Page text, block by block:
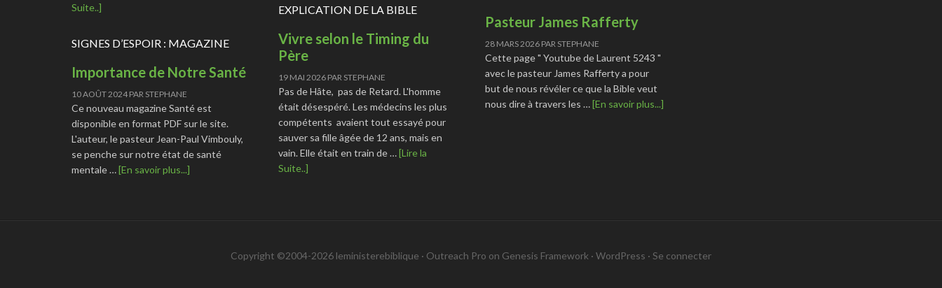
Suite..]
SIGNES D’ESPOIR : MAGAZINE
Importance de Notre Santé
10 AOÛT 2024PAR STEPHANE
Ce nouveau magazine Santé est
disponible en format PDF sur le site.
L'auteur, le pasteur Jean-Paul Vimbouly,
se penche sur notre état de santé
mentale …[En savoir plus...]
EXPLICATION DE LA BIBLE
Vivre selon le Timing du
Père
19 MAI 2026 PAR STEPHANE
Pas de Hâte, pas de Retard. L'homme
était désespéré. Les médecins les plus
compétents avaient tout essayé pour
sauver sa fille âgée de 12 ans, mais en
vain. Elle était en train de …[Lire la
Suite..]
Pasteur James Rafferty
28 MARS 2026 PAR STEPHANE
Cette page " Youtube de Laurent 5243 "
avec le pasteur James Rafferty a pour
but de nous révéler ce que la Bible veut
nous dire à travers les …[En savoir plus...]
Copyright ©2004-2026 leministerebiblique · Outreach Pro on Genesis Framework · WordPress · Se connecter